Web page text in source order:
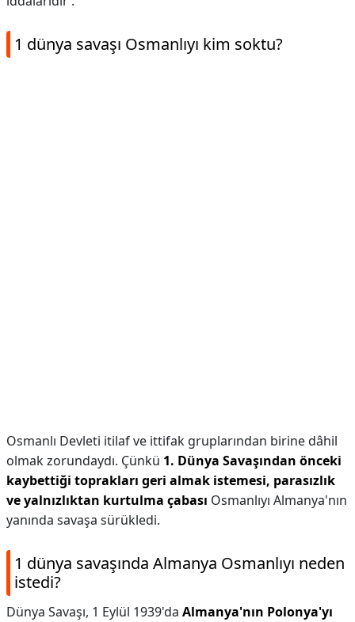
1 dünya savaşı Osmanlıyı kim soktu?
Osmanlı Devleti itilaf ve ittifak gruplarından birine dâhil
olmak zorundaydı. Çünkü 1. Dünya Savaşından önceki
kaybettiği toprakları geri almak istemesi, parasızlık
ve yalnızlıktan kurtulma çabası Osmanlıyı Almanya'nın
yanında savaşa sürükledi.
1 dünya savaşında Almanya Osmanlıyı neden
istedi?
Dünya Savaşı, 1 Eylül 1939'da Almanya'nın Polonya'yı